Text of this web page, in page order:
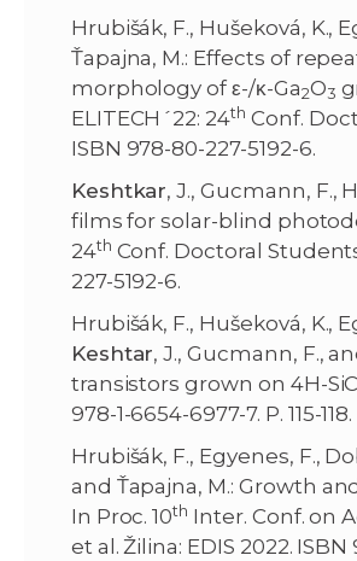
Hrubišák, F., Hušeková, K.,
Ťapajna, M.: Effects of
morphology of ε-/κ-Ga2O3
ELITECH´22: 24th Conf.
ISBN 978-80-227-5192-6.
Keshtkar, J., Gucmann, F.,
films for solar-blind
24th Conf. Doctoral
227-5192-6.
Hrubišák, F., Hušeková, K.,
Keshtar, J., Gucmann, F.,
transistors grown on 4H-SiC
978-1-6654-6977-7. P. 115-118.
Hrubišák, F., Egyenes, F.,
and Ťapajna, M.: Growth
In Proc. 10th Inter. Conf. on
et al. Žilina: EDIS 2022. ISBN